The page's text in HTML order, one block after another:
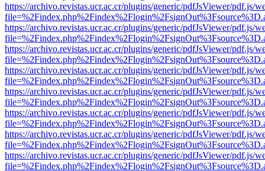
https://archivo.revistas.ucr.ac.cr/plugins/generic/pdfJsViewer/pdf.js/
https://archivo.revistas.ucr.ac.cr/plugins/generic/pdfJsViewer/pdf.js/
https://archivo.revistas.ucr.ac.cr/plugins/generic/pdfJsViewer/pdf.js/
https://archivo.revistas.ucr.ac.cr/plugins/generic/pdfJsViewer/pdf.js/
https://archivo.revistas.ucr.ac.cr/plugins/generic/pdfJsViewer/pdf.js/
https://archivo.revistas.ucr.ac.cr/plugins/generic/pdfJsViewer/pdf.js/
https://archivo.revistas.ucr.ac.cr/plugins/generic/pdfJsViewer/pdf.js/
https://archivo.revistas.ucr.ac.cr/plugins/generic/pdfJsViewer/pdf.js/